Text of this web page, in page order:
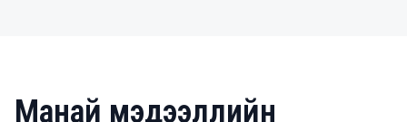
Манай мэдээллийн